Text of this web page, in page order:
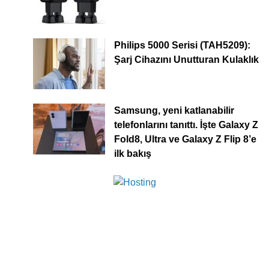
Philips 5000 Serisi (TAH5209):
Şarj Cihazını Unutturan Kulaklık
Samsung, yeni katlanabilir
telefonlarını tanıttı. İşte Galaxy Z
Fold8, Ultra ve Galaxy Z Flip 8’e
ilk bakış